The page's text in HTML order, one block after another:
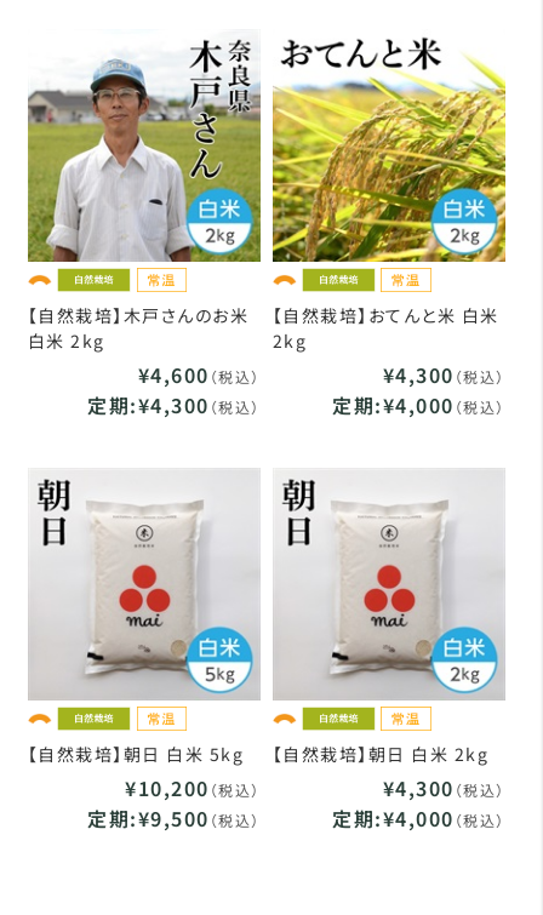
【自然栽培】木戸さんのお米
白米 2kg
¥4,600 （税込）
定期:¥4,300 （税込）
【自然栽培】おてんと米 白米
2kg
¥4,300 （税込）
定期:¥4,000 （税込）
【自然栽培】朝日 白米 5kg
¥10,200 （税込）
定期:¥9,500 （税込）
【自然栽培】朝日 白米 2kg
¥4,300 （税込）
定期:¥4,000 （税込）